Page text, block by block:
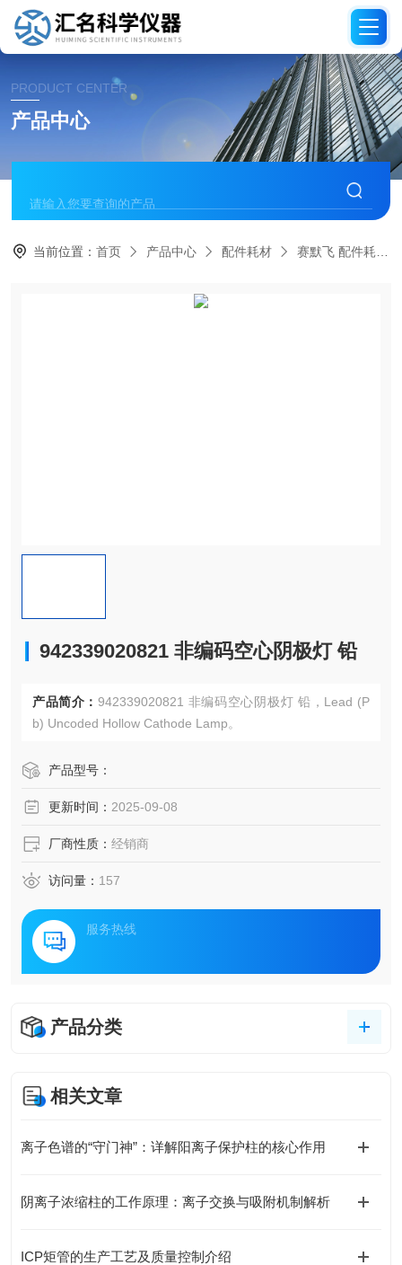
PRODUCT CENTER
产品中心
当前位置：首页 产品中心 配件耗材 赛默飞 配件耗材
942339020821 非编码空心阴极灯 铅
产品简介： 942339020821 非编码空心阴极灯 铅，Lead (P
b) Uncoded Hollow Cathode Lamp。
产品型号：
更新时间： 2025-09-08
厂商性质： 经销商
访问量： 157
服务热线
产品分类
相关文章
离子色谱的“守门神”：详解阳离子保护柱的核心作用
阴离子浓缩柱的工作原理：离子交换与吸附机制解析
ICP矩管的生产工艺及质量控制介绍